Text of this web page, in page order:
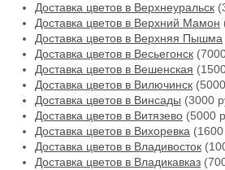
Доставка цветов в Верхнеуральск
Доставка цветов в Верхний Мамон
Доставка цветов в Верхняя Пышма
Доставка цветов в Весьегонск
Доставка цветов в Вешенская
Доставка цветов в Вилючинск
Доставка цветов в Винсады (3000
Доставка цветов в Витязево (5000
Доставка цветов в Вихоревка
Доставка цветов в Владивосток
Доставка цветов в Владикавказ